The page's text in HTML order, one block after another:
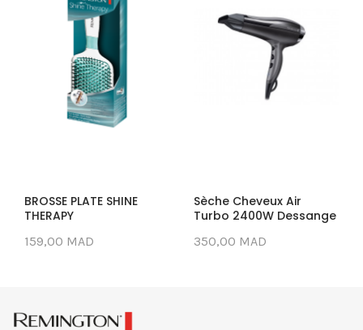
BROSSE PLATE SHINE
THERAPY
159,00 MAD
Sèche Cheveux Air
Turbo 2400W Dessange
350,00 MAD